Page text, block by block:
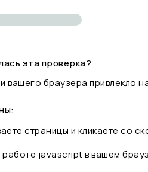
эта проверка?
вашего браузера привлекло
страницы и кликаете со
javascript в вашем